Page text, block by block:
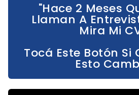
"Hace 2 Meses
Llaman A
Mira Mi
Tocá Este Botón Si
Esto